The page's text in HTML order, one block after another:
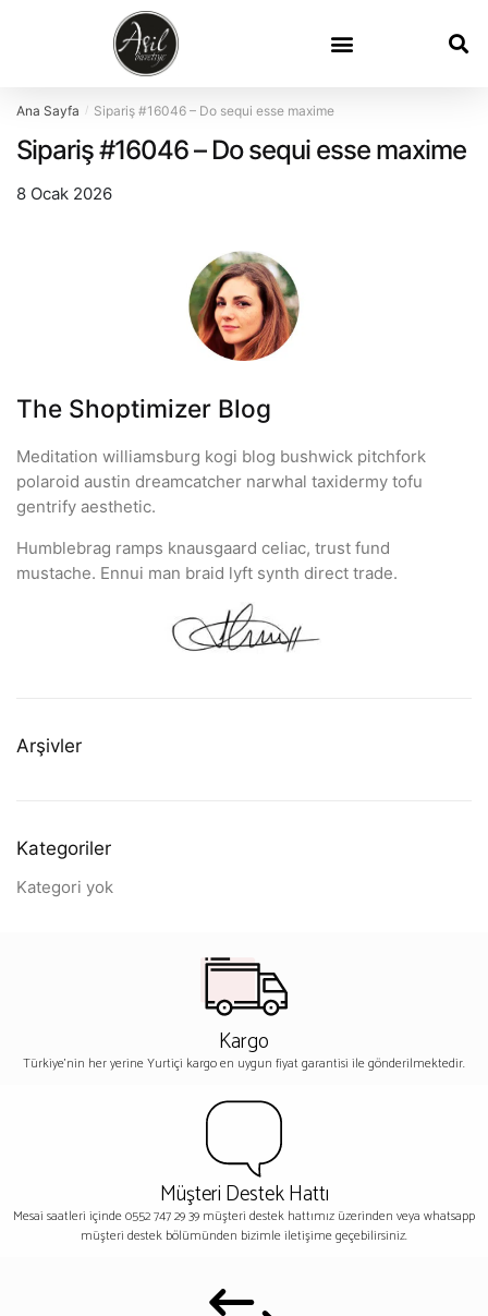
Ana Sayfa / Sipariş #16046 – Do sequi esse maxime
Sipariş #16046 – Do sequi esse maxime
8 Ocak 2026
The Shoptimizer Blog
Meditation williamsburg kogi blog bushwick pitchfork
polaroid austin dreamcatcher narwhal taxidermy tofu
gentrify aesthetic.
Humblebrag ramps knausgaard celiac, trust fund
mustache. Ennui man braid lyft synth direct trade.
Arşivler
Kategoriler
Kategori yok
Kargo
Türkiye'nin her yerine Yurtiçi kargo en uygun fiyat garantisi ile gönderilmektedir.
Müşteri Destek Hattı
Mesai saatleri içinde 0552 747 29 39 müşteri destek hattımız üzerinden veya whatsapp
müşteri destek bölümünden bizimle iletişime geçebilirsiniz.